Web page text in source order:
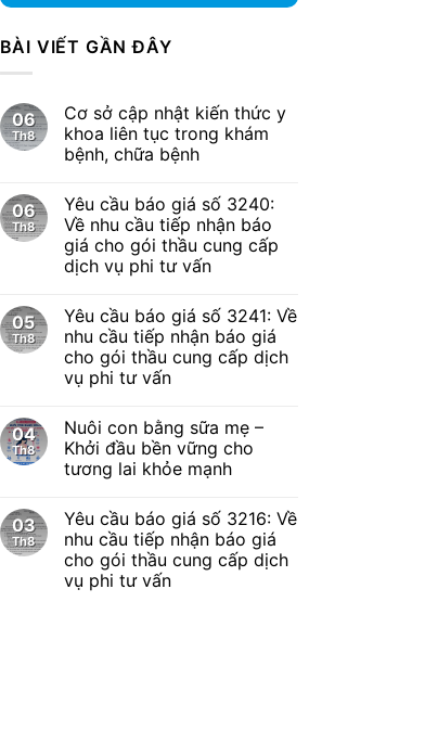
BÀI VIẾT GẦN ĐÂY
06
Th8
Cơ sở cập nhật kiến thức y
khoa liên tục trong khám
bệnh, chữa bệnh
06
Th8
Yêu cầu báo giá số 3240:
Về nhu cầu tiếp nhận báo
giá cho gói thầu cung cấp
dịch vụ phi tư vấn
05
Th8
Yêu cầu báo giá số 3241: Về
nhu cầu tiếp nhận báo giá
cho gói thầu cung cấp dịch
vụ phi tư vấn
04
Th8
Nuôi con bằng sữa mẹ –
Khởi đầu bền vững cho
tương lai khỏe mạnh
03
Th8
Yêu cầu báo giá số 3216: Về
nhu cầu tiếp nhận báo giá
cho gói thầu cung cấp dịch
vụ phi tư vấn